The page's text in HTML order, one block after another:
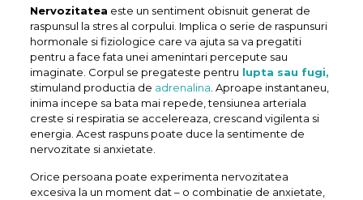
Nervozitatea este un sentiment obisnuit generat de
raspunsul la stres al corpului. Implica o serie de raspunsuri
hormonale si fiziologice care va ajuta sa va pregatiti
pentru a face fata unei amenintari percepute sau
imaginate. Corpul se pregateste pentru lupta sau fugi,
stimuland productia de adrenalina . Aproape instantaneu,
inima incepe sa bata mai repede, tensiunea arteriala
creste si respiratia se accelereaza, crescand vigilenta si
energia. Acest raspuns poate duce la sentimente de
nervozitate si anxietate.
Orice persoana poate experimenta nervozitatea
excesiva la un moment dat – o combinatie de anxietate,